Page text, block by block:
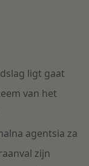
ligt gaat
van het
agentsia za
zijn